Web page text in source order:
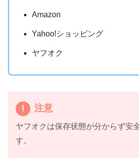
Amazon
Yahoo!ショッピング
ヤフオク
注意
ヤフオクは保存状態が分からず安
す。